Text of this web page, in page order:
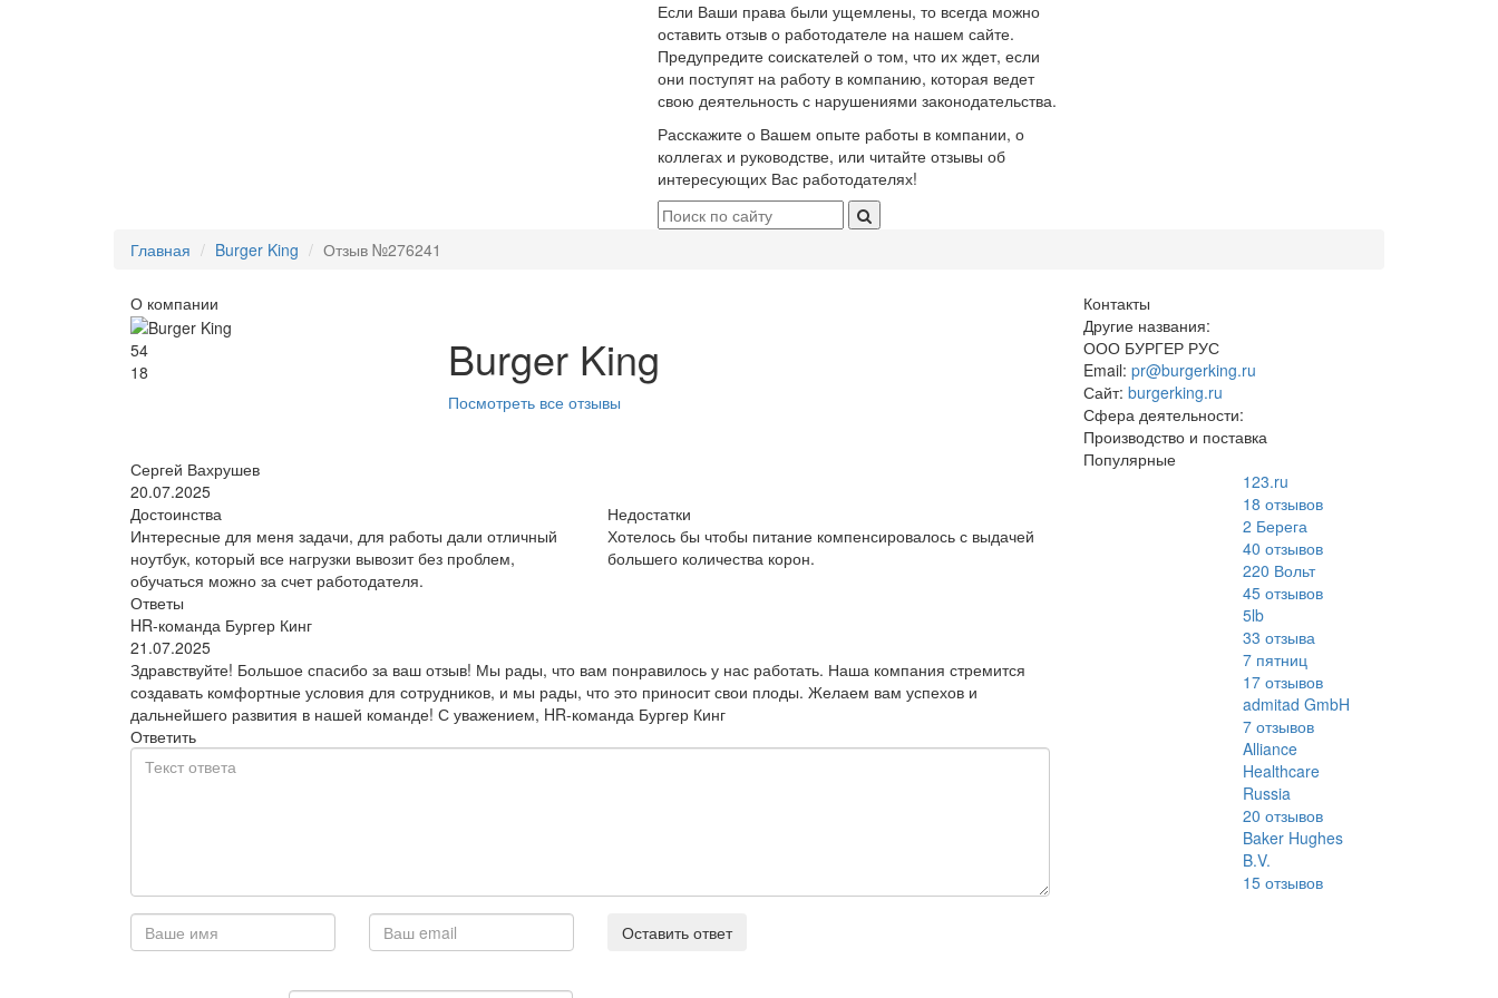
Если Ваши права были ущемлены, то всегда можно
оставить отзыв о работодателе на нашем сайте.
Предупредите соискателей о том, что их ждет, если
они поступят на работу в компанию, которая ведет
свою деятельность с нарушениями законодательства.
Расскажите о Вашем опыте работы в компании, о
коллегах и руководстве, или читайте отзывы об
интересующих Вас работодателях!
Главная Burger King Отзыв №276241
О компании
54
18
Burger King
Посмотреть все отзывы
Сергей Вахрушев
20.07.2025
Достоинства
Интересные для меня задачи, для работы дали отличный
ноутбук, который все нагрузки вывозит без проблем,
обучаться можно за счет работодателя.
Недостатки
Хотелось бы чтобы питание компенсировалось с выдачей
большего количества корон.
Ответы
HR-команда Бургер Кинг
21.07.2025
Здравствуйте! Большое спасибо за ваш отзыв! Мы рады, что вам понравилось у нас работать. Наша компания стремится
создавать комфортные условия для сотрудников, и мы рады, что это приносит свои плоды. Желаем вам успехов и
дальнейшего развития в нашей команде! С уважением, HR-команда Бургер Кинг
Ответить
Оставить ответ
Контакты
Другие названия:
ООО БУРГЕР РУС
Email: pr@burgerking.ru
Сайт: burgerking.ru
Сфера деятельности:
Производство и поставка
Популярные
123.ru
18 отзывов
2 Берега
40 отзывов
220 Вольт
45отзывов
5lb
33 отзыва
7 пятниц
17отзывов
admitad GmbH
7отзывов
Alliance
Healthcare
Russia
20 отзывов
Baker Hughes
B.V.
15отзывов